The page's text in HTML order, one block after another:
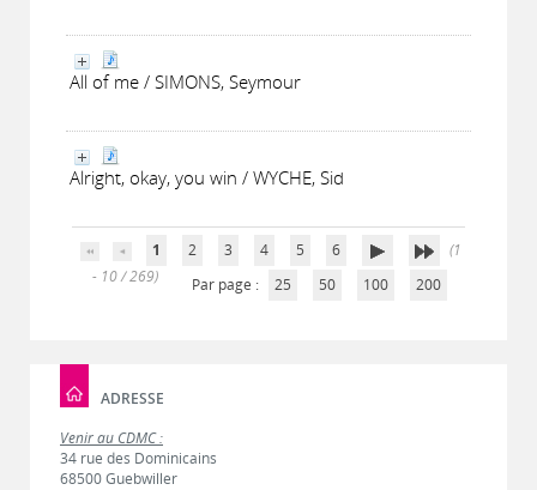
All of me / SIMONS, Seymour
Alright, okay, you win / WYCHE, Sid
1 2 3 4 5 6
(1
- 10 / 269)
Par page : 25 50 100 200
ADRESSE
Venir au CDMC :
34 rue des Dominicains
68500 Guebwiller